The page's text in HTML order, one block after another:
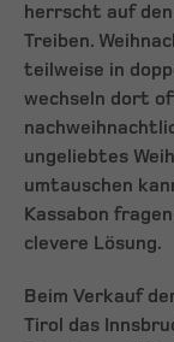
herrscht auf
Treiben.
teilweise in
wechseln dort
ungeliebtes
umtauschen
Kassabon
clevere Lösung.
Beim Verkauf
Tirol das